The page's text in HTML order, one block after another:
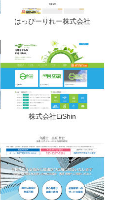
はっぴーりれー株式会社
株式会社EiShin